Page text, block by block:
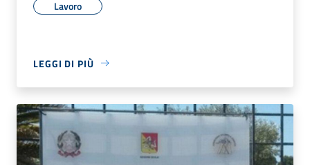
Lavoro
LEGGI DI PIÙ